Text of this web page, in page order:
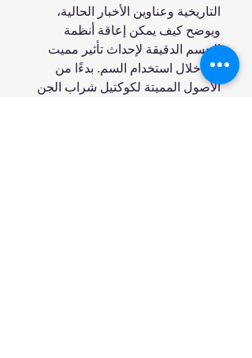
التاريخية وعناوين الأخبار الحالية،
ويوضح كيف يمكن إعاقة أنظمة
الجسم الدقيقة لإحداث تأثير مميت
من خلال استخدام السم. بدءًا من
الأصول المميتة لكوكتيل شراب الجن